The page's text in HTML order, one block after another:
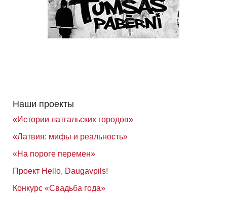
Наши проекты
«Истории латгальских городов»
«Латвия: мифы и реальность»
«На пороге перемен»
Проект Hello, Daugavpils!
Конкурс «Свадьба года»